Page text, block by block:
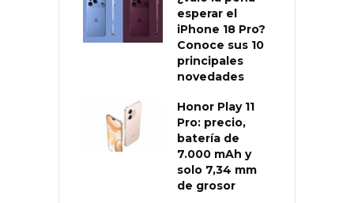
esperar el
iPhone 18 Pro?
Conoce sus 10
principales
novedades
Honor Play 11
Pro: precio,
batería de
7.000 mAh y
solo 7,34 mm
de grosor